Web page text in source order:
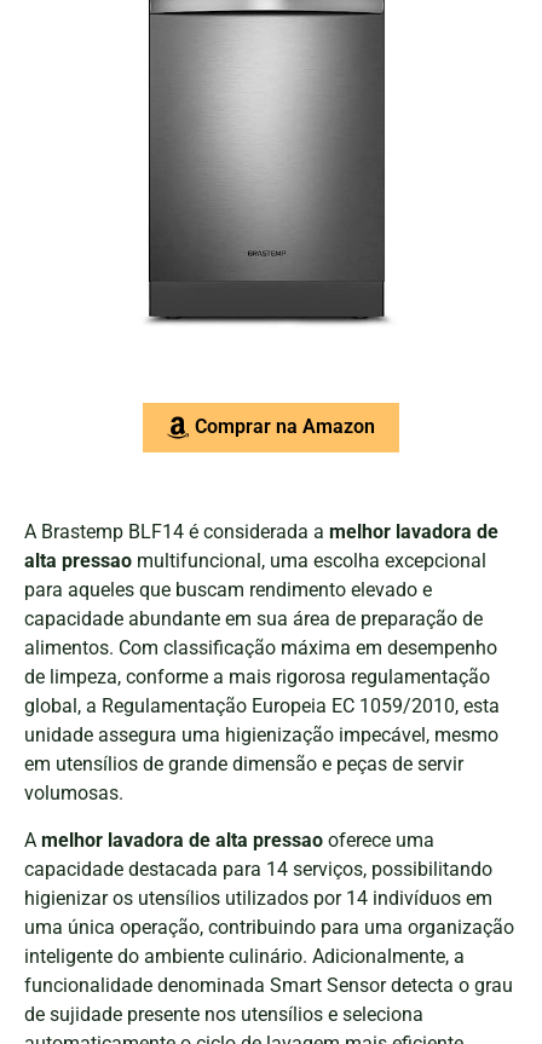
Comprar na Amazon
A Brastemp BLF14 é considerada a melhor lavadora de
alta pressao multifuncional, uma escolha excepcional
para aqueles que buscam rendimento elevado e
capacidade abundante em sua área de preparação de
alimentos. Com classificação máxima em desempenho
de limpeza, conforme a mais rigorosa regulamentação
global, a Regulamentação Europeia EC 1059/2010, esta
unidade assegura uma higienização impecável, mesmo
em utensílios de grande dimensão e peças de servir
volumosas.
A melhor lavadora de alta pressao oferece uma
capacidade destacada para 14 serviços, possibilitando
higienizar os utensílios utilizados por 14 indivíduos em
uma única operação, contribuindo para uma organização
inteligente do ambiente culinário. Adicionalmente, a
funcionalidade denominada Smart Sensor detecta o grau
de sujidade presente nos utensílios e seleciona